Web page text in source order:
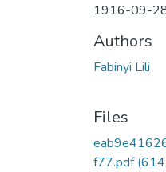
1916-09-
Authors
Fabinyi Lili
Files
f77.pdf